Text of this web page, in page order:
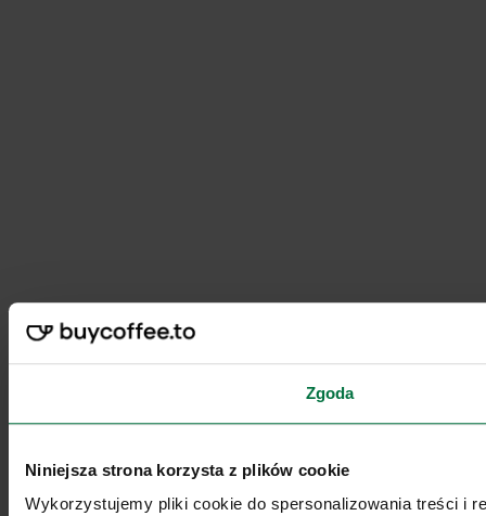
Zgoda
Niniejsza strona korzysta z plików cookie
Wykorzystujemy pliki cookie do spersonalizowania treści i